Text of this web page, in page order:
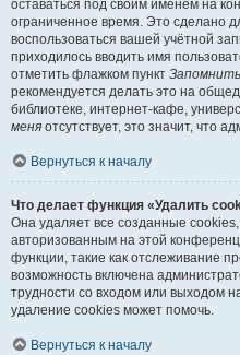
оставаться под своим именем на
ограниченное время. Это сделано
воспользоваться вашей учётной
приходилось вводить имя
отметить флажком пункт
рекомендуется делать это на
библиотеке, интернет-кафе,
меня отсутствует, это значит, что
Вернуться к началу
Что делает функция «Удалить
Она удаляет все созданные
авторизованным на этой
функции, такие как отслеживание
возможность включена
трудности со входом или выходом
удаление cookies может помочь.
Вернуться к началу